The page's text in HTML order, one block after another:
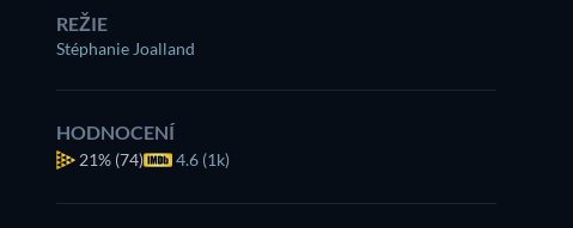
REŽIE
Stéphanie Joalland
HODNOCENÍ
21% (74) 4.6 (1k)